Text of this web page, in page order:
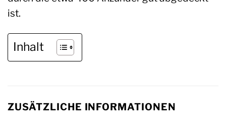
ist.
Inhalt
ZUSÄTZLICHE INFORMATIONEN